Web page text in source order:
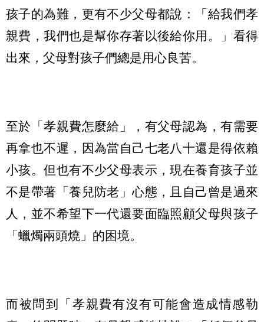
孩子的為難，更有不少父母都說：「給我們孝
親費，我們也是幫你存著以後給你用。」看得
出來，父母對孩子們總是用心良苦。
至於「孝親費怎麼給」，有父母認為，有需要
再拿也不遲，因為當自己七老八十還是得依賴
小孩。但也有不少父母表示，現在養育孩子並
不是帶著「養兒防老」心態，且自己曾是過來
人，並不希望下一代還要面臨照顧父母與孩子
「蠟燭兩頭燒」的困境。
而被問到「孝親費有沒有可能會造成情感勒